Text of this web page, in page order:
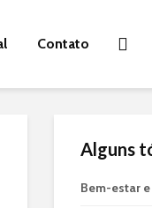
Contato
Alguns
Bem-estar